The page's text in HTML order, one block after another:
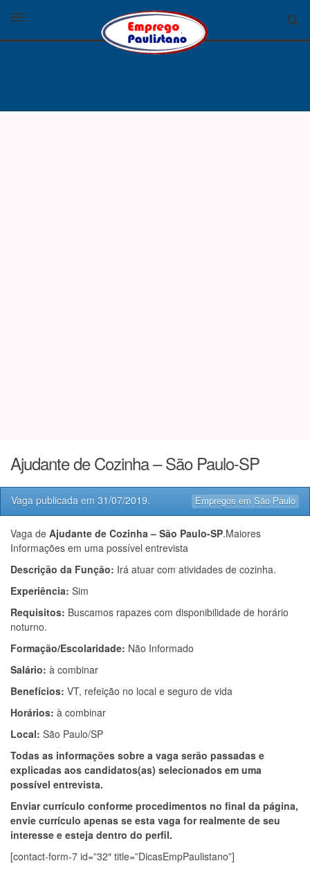
Ajudante de Cozinha – São Paulo-SP
Empregos em São Paulo
Vaga publicada em 31/07/2019.
Vaga de Ajudante de Cozinha – São Paulo-SP.Maiores
Informações em uma possível entrevista
Descrição da Função: Irá atuar com atividades de cozinha.
Experiência: Sim
Requisitos: Buscamos rapazes com disponibilidade de horário
noturno.
Formação/Escolaridade: Não Informado
Salário: à combinar
Benefícios: VT, refeição no local e seguro de vida
Horários: à combinar
Local: São Paulo/SP
Todas as informações sobre a vaga serão passadas e
explicadas aos candidatos(as) selecionados em uma
possível entrevista.
Enviar currículo conforme procedimentos no final da página,
envie currículo apenas se esta vaga for realmente de seu
interesse e esteja dentro do perfil.
[contact-form-7 id=”32″ title=”DicasEmpPaulistano”]